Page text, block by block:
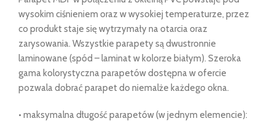
wysokim ciśnieniem oraz w wysokiej temperaturze, przez
co produkt staje się wytrzymały na otarcia oraz
zarysowania. Wszystkie parapety są dwustronnie
laminowane (spód – laminat w kolorze białym). Szeroka
gama kolorystyczna parapetów dostępna w ofercie
pozwala dobrać parapet do niemalże każdego okna.
• maksymalna długość parapetów (w jednym elemencie):